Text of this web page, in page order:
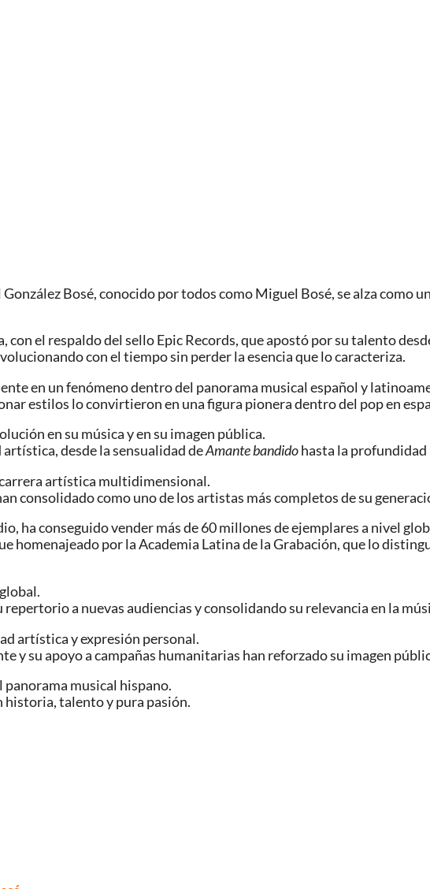
Bosé, conocido por todos como Miguel Bosé, se alza como
el respaldo del sello Epic Records, que apostó por su talento
con el tiempo sin perder la esencia que lo caracteriza.
en un fenómeno dentro del panorama musical español y
estilos lo convirtieron en una figura pionera dentro del pop en
en su música y en su imagen pública.
artística, desde la sensualidad deAmante bandidohasta la profundidad
artística multidimensional.
consolidado como uno de los artistas más completos de su
ha conseguido vender más de 60 millones de ejemplares a nivel
homenajeado por la Academia Latina de la Grabación, que lo
a nuevas audiencias y consolidando su relevancia en la
artística y expresión personal.
y su apoyo a campañas humanitarias han reforzado su imagen
musical hispano.
historia, talento y pura pasión.